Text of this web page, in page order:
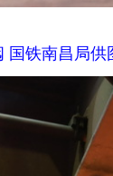
铁南昌局供